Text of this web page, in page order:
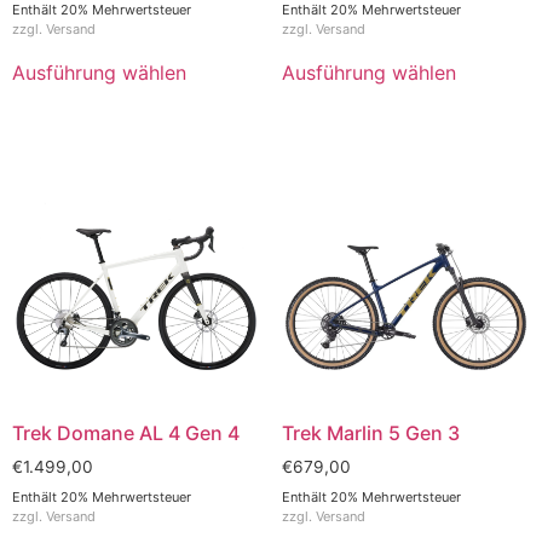
Enthält 20% Mehrwertsteuer
zzgl. Versand
Ausführung wählen
Enthält 20% Mehrwertsteuer
zzgl. Versand
Ausführung wählen
Trek Domane AL 4 Gen 4
€1.499,00
Enthält 20% Mehrwertsteuer
zzgl. Versand
Trek Marlin 5 Gen 3
€679,00
Enthält 20% Mehrwertsteuer
zzgl. Versand